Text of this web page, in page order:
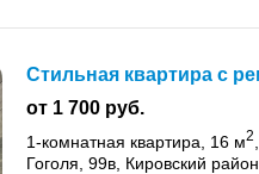
Стильная квартира с
от 1 700 руб.
1-комнатная квартира, 16 м2
Гоголя, 99в, Кировский район